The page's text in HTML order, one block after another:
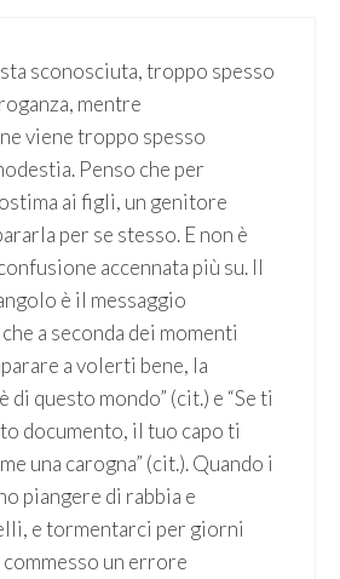
sconosciuta, troppo spesso
mentre
viene troppo spesso
Penso che per
ai figli, un genitore
per se stesso. E non è
accennata più su. Il
è il messaggio
a seconda dei momenti
a volerti bene, la
di questo mondo” (cit.) e “Se ti
documento, il tuo capo ti
una carogna” (cit.). Quando i
piangere di rabbia e
e tormentarci per giorni
un errore